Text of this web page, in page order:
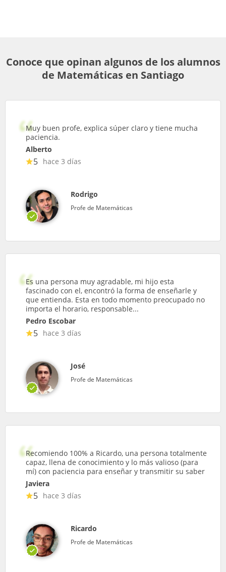
Conoce que opinan algunos de los alumnos
de Matemáticas en Santiago
Muy buen profe, explica súper claro y tiene mucha
paciencia.
Alberto
5 hace 3 días
Rodrigo
Profe de Matemáticas
Es una persona muy agradable, mi hijo esta
fascinado con el, encontró la forma de enseñarle y
que entienda. Esta en todo momento preocupado no
importa el horario, responsable...
Pedro Escobar
5 hace 3 días
José
Profe de Matemáticas
Recomiendo 100% a Ricardo, una persona totalmente
capaz, llena de conocimiento y lo más valioso (para
mí) con paciencia para enseñar y transmitir su saber
Javiera
5 hace 3 días
Ricardo
Profe de Matemáticas